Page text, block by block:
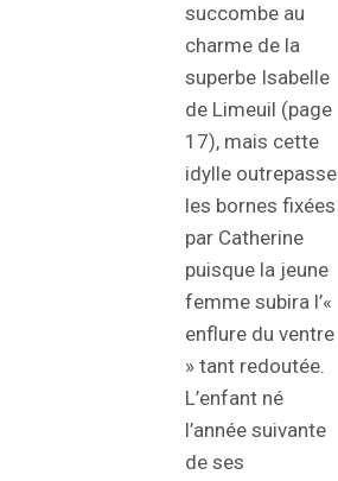
succombe au
charme de la
superbe Isabelle
de Limeuil (page
17), mais cette
idylle outrepasse
les bornes fixées
par Catherine
puisque la jeune
femme subira l’«
enflure du ventre
» tant redoutée.
L’enfant né
l’année suivante
de ses